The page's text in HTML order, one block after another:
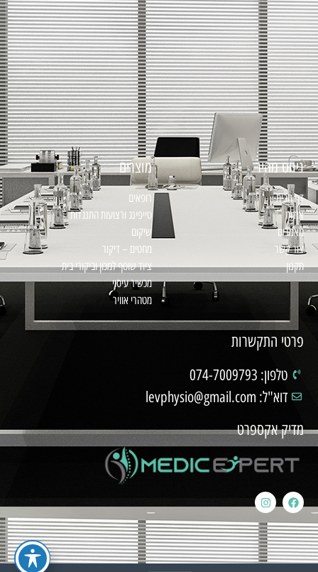
ניווט מהיר
דף הבית
אודות
מאמרים
צור קשר
תקנון
מוצרים
רופאים
טייפינג ורצועות התנגדות
שיקום
מחטים – דיקור
ציוד שוטף למכון וביקורי בית
מכשיר עיסוי
מטהרי אוויר
פרטי התקשרות
טלפון: 074-7009793
דוא"ל: levphysio@gmail.com
מדיק אקספרט